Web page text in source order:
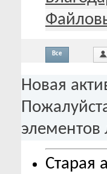
Все
Новая
элементов
Старая